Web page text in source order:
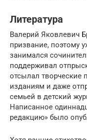
Литература
Валерий Яковлевич
призвание, поэтому
занимался
поддерживал
отсылал творческие
изданиям и даже
семьей в детский
Написанное
редакцию» было